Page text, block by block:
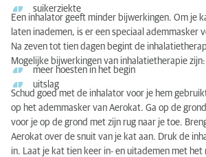
suikerziekte
Een inhalator geeft minder bijwerkingen. Om je
laten inademen, is er een speciaal ademmasker
Na zeven tot tien dagen begint de
Mogelijke bijwerkingen van inhalatietherapie zijn:
meer hoesten in het begin
uitslag
Schud goed met de inhalator voor je hem
op het ademmasker van Aerokat. Ga op de
voor je op de grond met zijn rug naar je toe.
Aerokat over de snuit van je kat aan. Druk de
in. Laat je kat tien keer in- en uitademen met het